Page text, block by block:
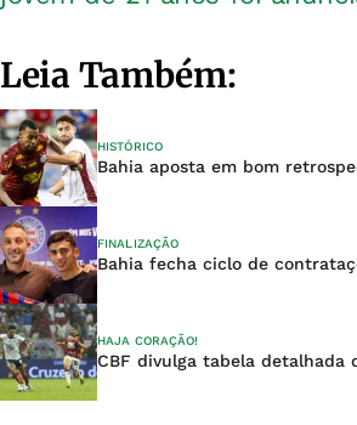
Leia Também:
HISTÓRICO
Bahia aposta em bom
FINALIZAÇÃO
Bahia fecha ciclo de
HAJA CORAÇÃO!
CBF divulga tabela detalhada